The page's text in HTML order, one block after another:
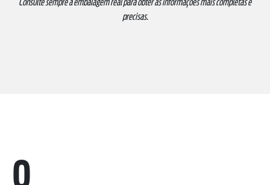
Consulte sempre a embalagem real para obter as informações mais completas e
precisas.
0